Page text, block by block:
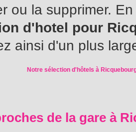
ou la supprimer.
d'hotel pour
ainsi d'un plus
Notre sélection d'hôtels à
de la gare à